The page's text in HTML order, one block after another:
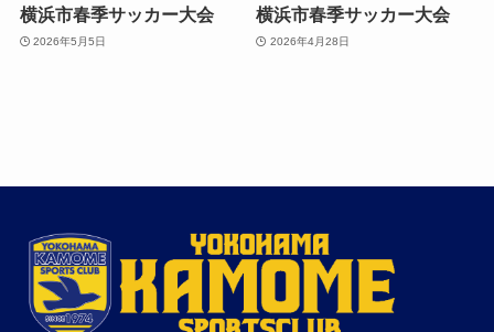
横浜市春季サッカー大会
2026年5月5日
横浜市春季サッカー大会
2026年4月28日